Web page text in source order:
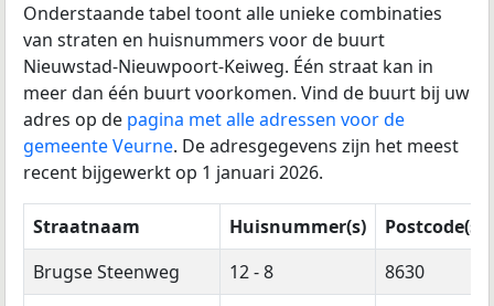
Onderstaande tabel toont alle unieke combinaties
van straten en huisnummers voor de buurt
Nieuwstad-Nieuwpoort-Keiweg. Één straat kan in
meer dan één buurt voorkomen. Vind de buurt bij uw
adres op de pagina met alle adressen voor de
gemeente Veurne. De adresgegevens zijn het meest
recent bijgewerkt op 1 januari 2026.
Straatnaam Huisnummer(s)
Postcode(s)
Brugse Steenweg
12 - 8
8630